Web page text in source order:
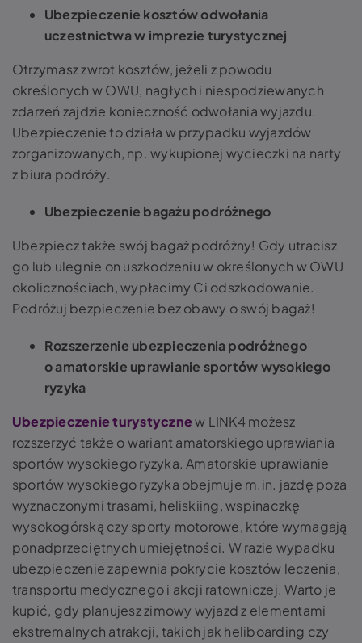
Ubezpieczenie kosztów odwołania
uczestnictwa w imprezie turystycznej
Otrzymasz zwrot kosztów, jeżeli z powodu
określonych w OWU, nagłych i niespodziewanych
zdarzeń zajdzie konieczność odwołania wyjazdu.
Ubezpieczenie to działa w przypadku wyjazdów
zorganizowanych, np. wykupionej wycieczki na narty
z biura podróży.
Ubezpieczenie bagażu podróżnego
Ubezpiecz także swój bagaż podróżny! Gdy utracisz
go lub ulegnie on uszkodzeniu w określonych w OWU
okolicznościach, wypłacimy Ci odszkodowanie.
Podróżuj bezpieczenie bez obawy o swój bagaż!
Rozszerzenie ubezpieczenia podróżnego
o amatorskie uprawianie sportów wysokiego
ryzyka
Ubezpieczenie turystycznew LINK4 możesz
rozszerzyć także o wariant amatorskiego uprawiania
sportów wysokiego ryzyka. Amatorskie uprawianie
sportów wysokiego ryzyka obejmuje m.in. jazdę poza
wyznaczonymi trasami, heliskiing, wspinaczkę
wysokogórską czy sporty motorowe, które wymagają
ponadprzeciętnych umiejętności. W razie wypadku
ubezpieczenie zapewnia pokrycie kosztów leczenia,
transportu medycznego i akcji ratowniczej. Warto je
kupić, gdy planujesz zimowy wyjazd z elementami
ekstremalnych atrakcji, takich jak heliboarding czy